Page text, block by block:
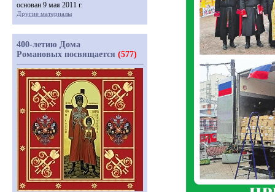
основан 9 мая 2011 г.
Другие материалы
400-летию Дома
Романовых посвящается (577)